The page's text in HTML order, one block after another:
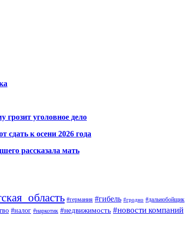
грозит уголовное дело
к осени 2026 года
рассказала мать
#германия #гибель #гродно #дальнобойщик
#налог #наркотик #недвижимость #новости компаний